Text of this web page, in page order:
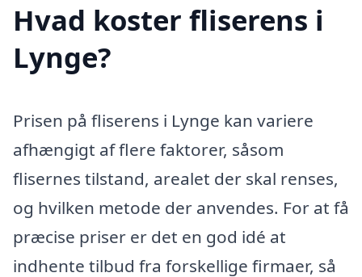
Hvad koster fliserens i
Lynge?
Prisen på fliserens i Lynge kan variere
afhængigt af flere faktorer, såsom
flisernes tilstand, arealet der skal renses,
og hvilken metode der anvendes. For at få
præcise priser er det en god idé at
indhente tilbud fra forskellige firmaer, så